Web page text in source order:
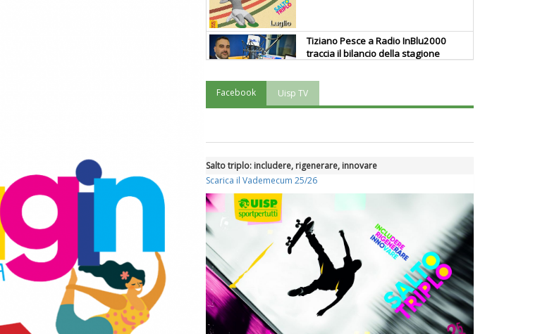
Tiziano Pesce a Radio InBlu2000
traccia il bilancio della stagione
La formazione Uisp rallenta ma
prosegue anche in estate
Tiziano Pesce nel Cda di
Fondazione Terzjus: prima riunione
a Roma
Facebook Uisp TV
Salto triplo: includere, rigenerare, innovare
Scarica il Vademecum 25/26